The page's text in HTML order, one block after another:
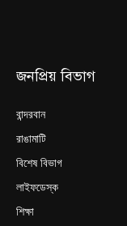
জনপ্রিয় বিভাগ
বান্দরবান
রাঙামাটি
বিশেষ বিভাগ
লাইফডেস্ক
শিক্ষা